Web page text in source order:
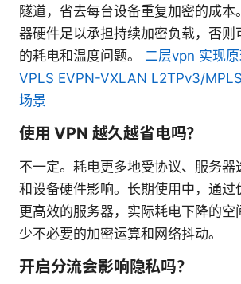
隧道，省去每台设备重复加密的成本
器硬件足以承担持续加密负载，否则
的耗电和温度问题。 二层vpn 实现原
VPLS EVPN-VXLAN L2TPv3/
场景
使用 VPN 越久越省电吗？
不一定。耗电更多地受协议、服务器
和设备硬件影响。长期使用中，通过
更高效的服务器，实际耗电下降的空
少不必要的加密运算和网络抖动。
开启分流会影响隐私吗？